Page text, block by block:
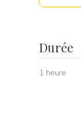
Durée
1 heure